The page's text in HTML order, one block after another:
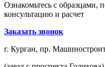
Ознакомьтесь с образцами,
консультацию и расчет
Заказать звонок
г. Курган, пр.